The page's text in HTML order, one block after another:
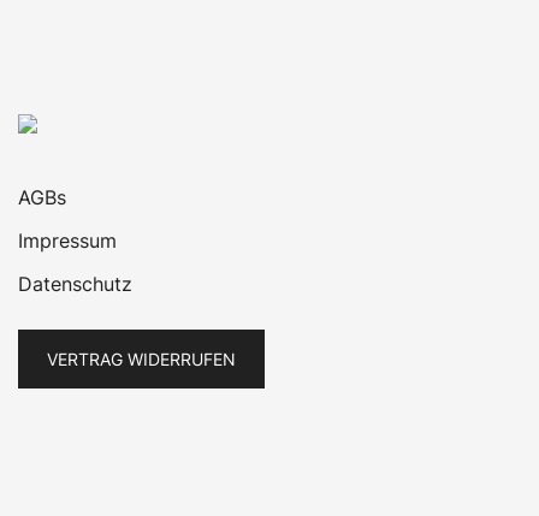
AGBs
Impressum
Datenschutz
VERTRAG WIDERRUFEN